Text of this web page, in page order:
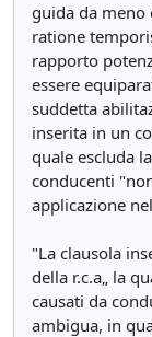
guida da meno
ratione
rapporto
essere
suddetta
inserita in un
quale escluda
conducenti
applicazione
"La clausola
della r.c.a„ la
causati da
ambigua, in